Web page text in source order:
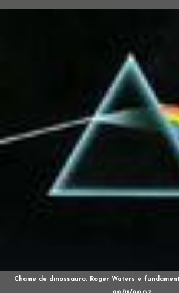
Chame de dinossauro: Roger Waters é